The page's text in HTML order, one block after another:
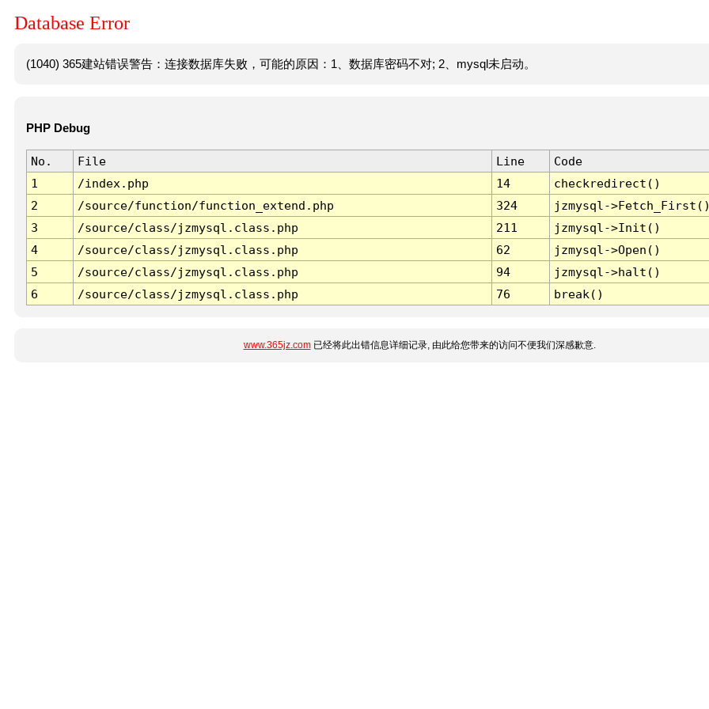
Database Error
(1040) 365建站错误警告：连接数据库失败，可能的原因：1、数据库密码不对; 2、mysql未启动。
PHP Debug
No. File Line
Code
1
/index.php 14
checkredirect()
2
/source/function/function_extend.php 324
jzmysql-
3
/source/class/jzmysql.class.php 211
jzmysql->Init()
4
/source/class/jzmysql.class.php 62
jzmysql->Open()
5
/source/class/jzmysql.class.php 94
jzmysql->halt()
6
/source/class/jzmysql.class.php 76 break()
www.365jz.com已经将此出错信息详细记录, 由此给您带来的访问不便我们深感歉意.